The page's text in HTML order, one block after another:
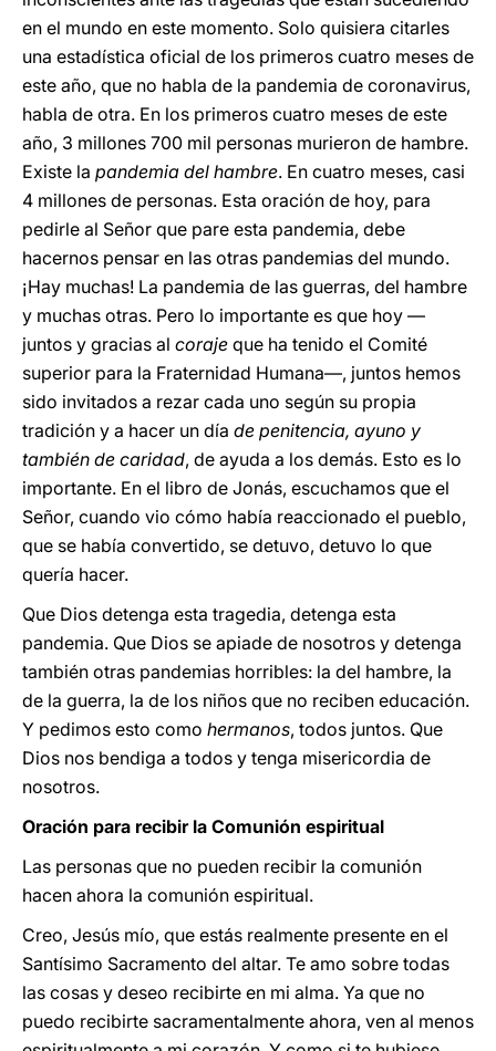
en el mundo en este momento. Solo quisiera citarles
una estadística oficial de los primeros cuatro meses de
este año, que no habla de la pandemia de coronavirus,
habla de otra. En los primeros cuatro meses de este
año, 3 millones 700 mil personas murieron de hambre.
Existe la pandemia del hambre. En cuatro meses, casi
4 millones de personas. Esta oración de hoy, para
pedirle al Señor que pare esta pandemia, debe
hacernos pensar en las otras pandemias del mundo.
¡Hay muchas! La pandemia de las guerras, del hambre
y muchas otras. Pero lo importante es que hoy —
juntos y gracias al coraje que ha tenido el Comité
superior para la Fraternidad Humana—, juntos hemos
sido invitados a rezar cada uno según su propia
tradición y a hacer un día de penitencia, ayuno y
también de caridad, de ayuda a los demás. Esto es lo
importante. En el libro de Jonás, escuchamos que el
Señor, cuando vio cómo había reaccionado el pueblo,
que se había convertido, se detuvo, detuvo lo que
quería hacer.
Que Dios detenga esta tragedia, detenga esta
pandemia. Que Dios se apiade de nosotros y detenga
también otras pandemias horribles: la del hambre, la
de la guerra, la de los niños que no reciben educación.
Y pedimos esto como hermanos, todos juntos. Que
Dios nos bendiga a todos y tenga misericordia de
nosotros.
Oración para recibir la Comunión espiritual
Las personas que no pueden recibir la comunión
hacen ahora la comunión espiritual.
Creo, Jesús mío, que estás realmente presente en el
Santísimo Sacramento del altar. Te amo sobre todas
las cosas y deseo recibirte en mi alma. Ya que no
puedo recibirte sacramentalmente ahora, ven al menos